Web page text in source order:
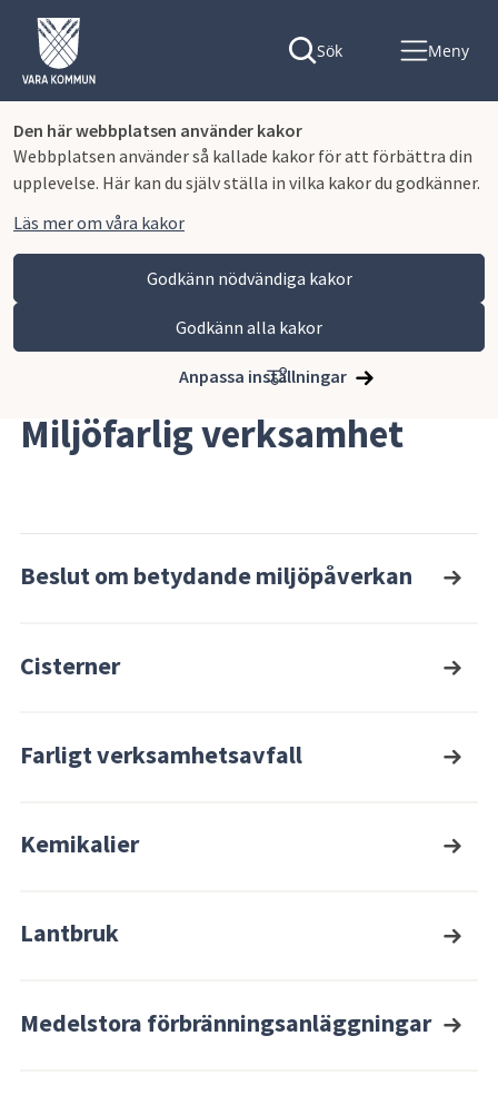
Den här webbplatsen använder kakor
Webbplatsen använder så kallade kakor för att förbättra din
upplevelse. Här kan du själv ställa in vilka kakor du godkänner.
Läs mer om våra kakor
Godkänn nödvändiga kakor
Godkänn alla kakor
Anpassa inställningar
Sök Meny
Vara kommun
Näringsliv och arbete
Tillstånd, tillsyn och regler
Miljöfarlig verksamhet
Miljöfarlig verksamhet
Beslut om betydande miljöpåverkan
Cisterner
Farligt verksamhetsavfall
Kemikalier
Lantbruk
Medelstora förbränningsanläggningar